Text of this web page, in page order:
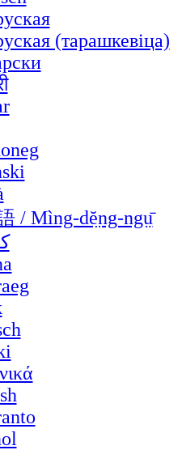
(тарашкевіца)
/ Mìng-dĕ̤ng-ngṳ̄